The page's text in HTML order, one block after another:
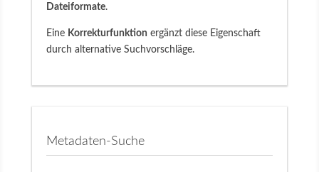
Dateiformate.
Eine Korrekturfunktion ergänzt diese Eigenschaft
durch alternative Suchvorschläge.
Metadaten-Suche